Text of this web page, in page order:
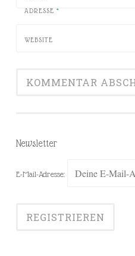
ADRESSE *
WEBSITE
Newsletter
E-Mail-Adresse: